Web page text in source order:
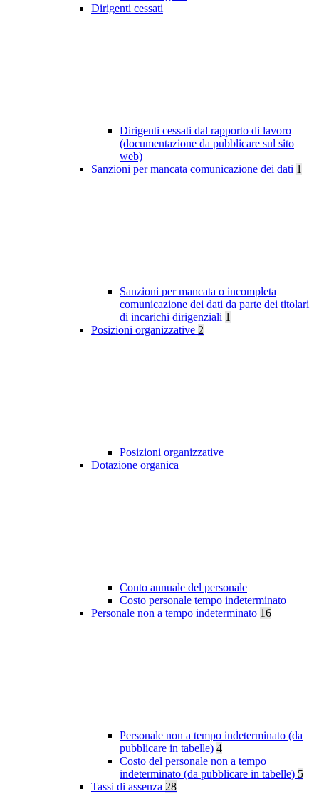
Dirigenti cessati
Dirigenti cessati dal rapporto di lavoro
(documentazione da pubblicare sul sito
web)
Sanzioni per mancata comunicazione dei dati 1
Sanzioni per mancata o incompleta
comunicazione dei dati da parte dei titolari
di incarichi dirigenziali 1
Posizioni organizzative 2
Posizioni organizzative
Dotazione organica
Conto annuale del personale
Costo personale tempo indeterminato
Personale non a tempo indeterminato 16
Personale non a tempo indeterminato (da
pubblicare in tabelle) 4
Costo del personale non a tempo
indeterminato (da pubblicare in tabelle) 5
Tassi di assenza 28